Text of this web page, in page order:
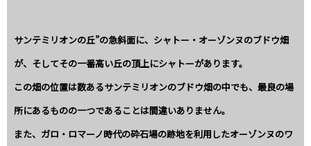
サンテミリオンの丘”の急斜面に、シャトー・オーゾンヌのブドウ畑
が、そしてその一番高い丘の頂上にシャトーがあります。
この畑の位置は数あるサンテミリオンのブドウ畑の中でも、最良の場
所にあるものの一つであることは間違いありません。
また、ガロ・ロマーノ時代の砕石場の跡地を利用したオーゾンヌのワ